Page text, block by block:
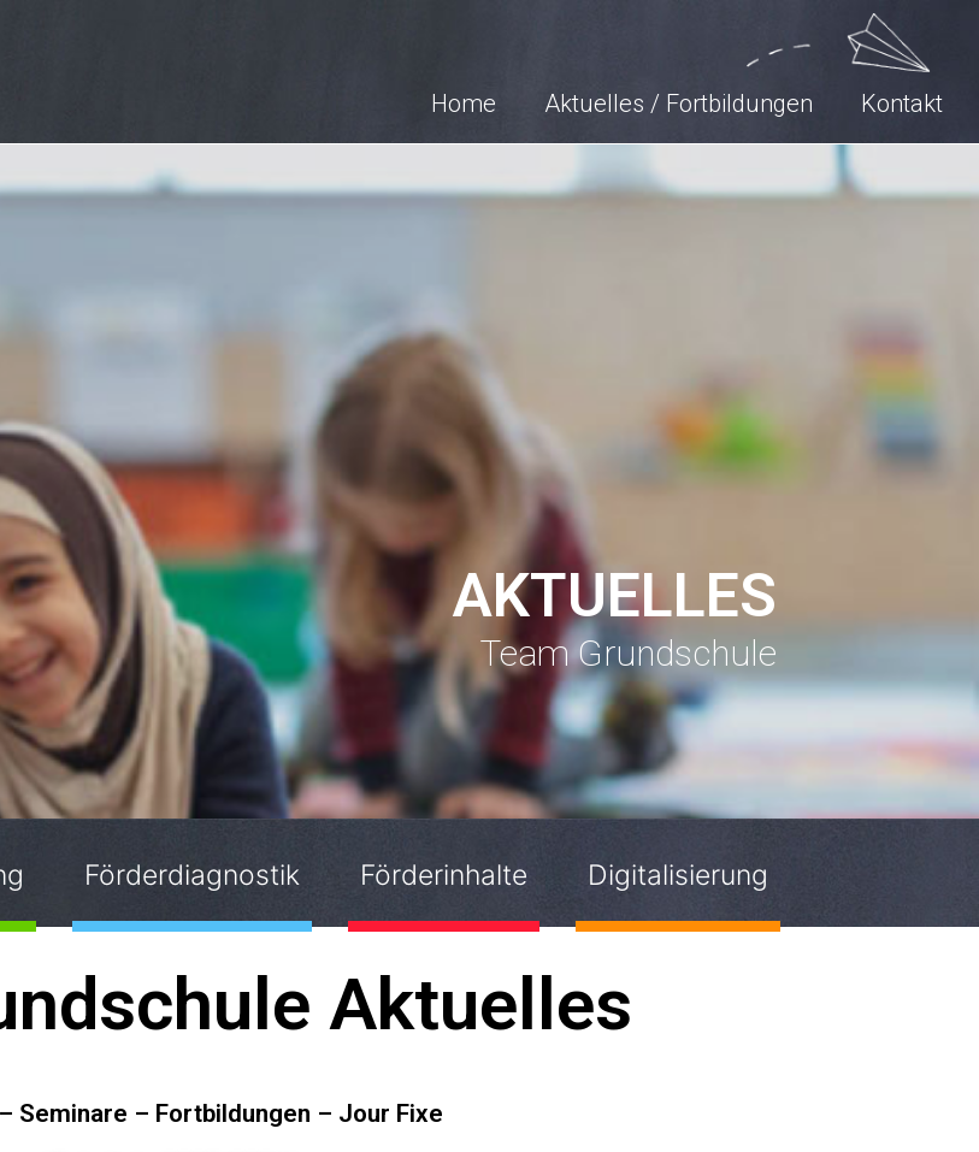
Home Aktuelles / Fortbildungen Kontakt
AKTUELLES
Team Grundschule
Förderdiagnostik Förderinhalte Digitalisierung
Aktuelles
Seminare – Fortbildungen – Jour Fixe